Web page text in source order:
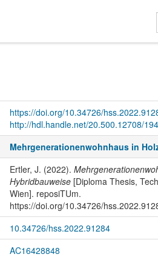
https://doi.org/10.34726/
http://hdl.handle.net/20.500.12708/
Mehrgenerationenwohnhaus in
Ertler, J. (2022).
Hybridbauweise[Diploma Thesis,
Wien]. reposiTUm.
https://doi.org/10.34726/
10.34726/hss.2022.91284
AC16428848